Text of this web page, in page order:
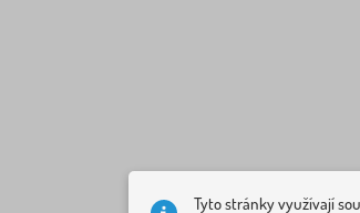
Tyto stránky využívají